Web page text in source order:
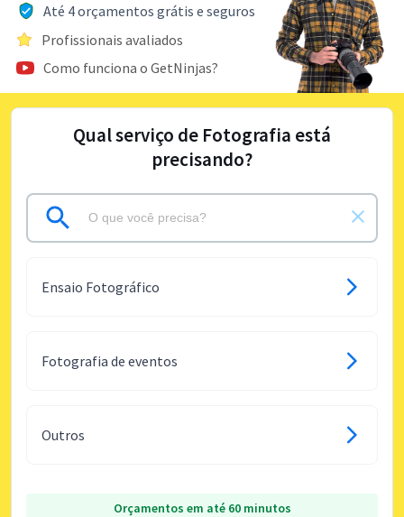
Até 4 orçamentos grátis e seguros
Profissionais avaliados
Como funciona o GetNinjas?
Qual serviço de Fotografia está
precisando?
Ensaio Fotográfico
Fotografia de eventos
Outros
Orçamentos em até 60 minutos